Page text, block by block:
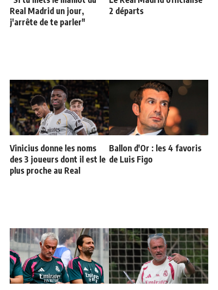
Real Madrid un jour,
j'arrête de te parler"
2 départs
Vinicius donne les noms
des 3 joueurs dont il est le
plus proche au Real
Ballon d'Or : les 4 favoris
de Luis Figo